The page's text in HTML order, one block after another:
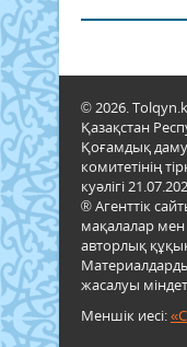
© 2026.
Қазақстан
Қоғамдық даму
комитетінің
куәлігі
® Агенттік
мақалалар
авторлық
жасалуы
Меншік иесі: